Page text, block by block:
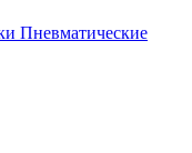
Пневматические